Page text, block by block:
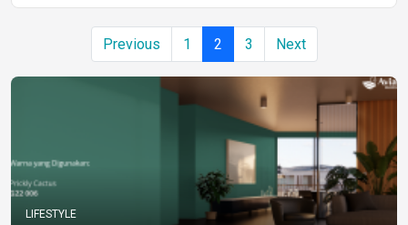
Previous 1 2 3 Next
LIFESTYLE